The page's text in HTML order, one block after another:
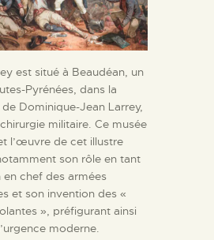
est situé à Beaudéan, un
Pyrénées, dans la
Dominique-Jean Larrey,
militaire. Ce musée
l’œuvre de cet illustre
son rôle en tant
chef des armées
et son invention des «
», préfigurant ainsi
moderne.